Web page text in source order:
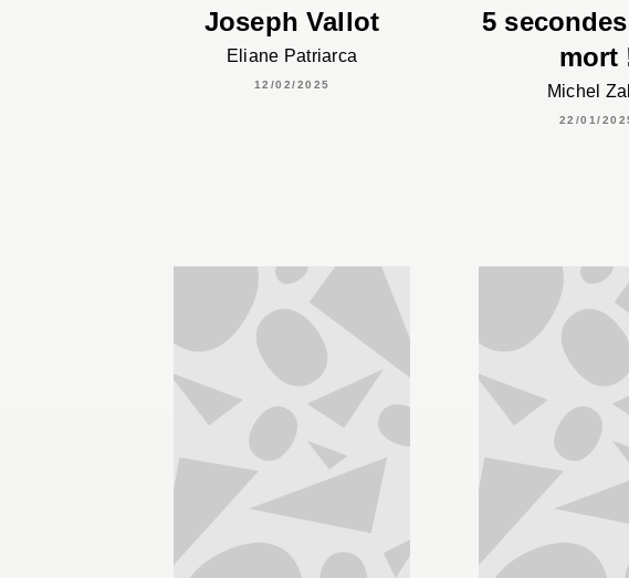
Joseph Vallot
Eliane Patriarca
12/02/2025
5
mort
Michel
22/01/